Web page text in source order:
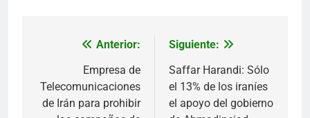
Navegación
entradas
Anterior:
Empresa de
Telecomunicaciones
de Irán para prohibir
Siguiente:
Saffar Harandi: Sólo
el 13% de los iraníes
el apoyo del gobierno